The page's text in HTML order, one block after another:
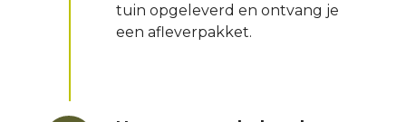
tuin opgeleverd en ontvang je
een afleverpakket.